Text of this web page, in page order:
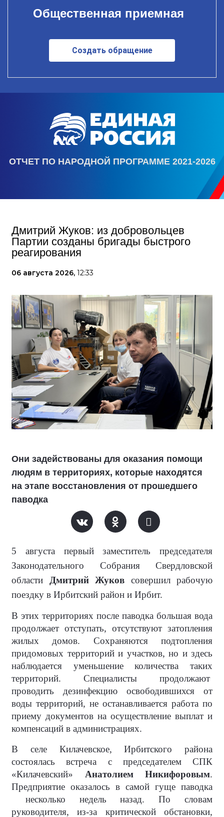
Общественная приемная
Создать обращение
ОТЧЕТ ПО НАРОДНОЙ ПРОГРАММЕ 2021-2026
Дмитрий Жуков: из добровольцев
Партии созданы бригады быстрого
реагирования
06 августа 2026, 12:33
Они задействованы для оказания помощи
людям в территориях, которые находятся
на этапе восстановления от прошедшего
паводка
5 августа первый заместитель председателя
Законодательного Собрания Свердловской
области
Дмитрий Жуков совершил рабочую
поездку в Ирбитский район и Ирбит.
В этих территориях после паводка большая вода
продолжает отступать, отсутствуют затопления
жилых домов. Сохраняются подтопления
придомовых территорий и участков, но и здесь
наблюдается уменьшение количества таких
территорий. Специалисты продолжают
проводить дезинфекцию освободившихся от
воды территорий, не останавливается работа по
приему документов на осуществление выплат и
компенсаций в администрациях.
В селе Килачевское, Ирбитского района
состоялась встреча с председателем СПК
«Килачевский» Анатолием Никифоровым.
Предприятие оказалось в самой гуще паводка
несколько недель назад. По словам
руководителя, из-за критической обстановки,